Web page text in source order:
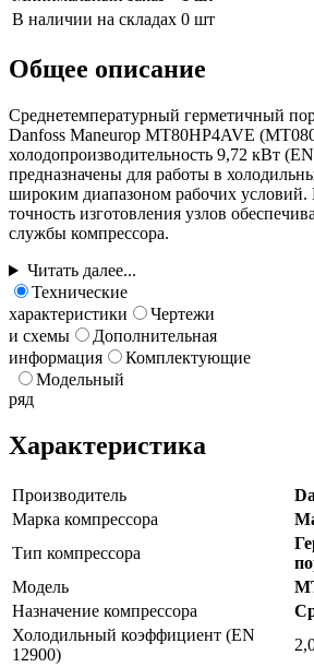
В наличии на складах 0 шт
Общее описание
Среднетемпературный герметичный
Danfoss Maneurop MT80HP4AVE
холодопроизводительность 9,72 кВт
предназначены для работы в
широким диапазоном рабочих условий.
точность изготовления узлов
службы компрессора.
Читать далее...
Технические
характеристики
Чертежи
и схемы
Дополнительная
информация
Комплектующие
Модельный
ряд
Характеристика
Производитель
Марка компрессора
Тип компрессора
Модель
Назначение компрессора
Холодильный коэффициент (EN
12900)